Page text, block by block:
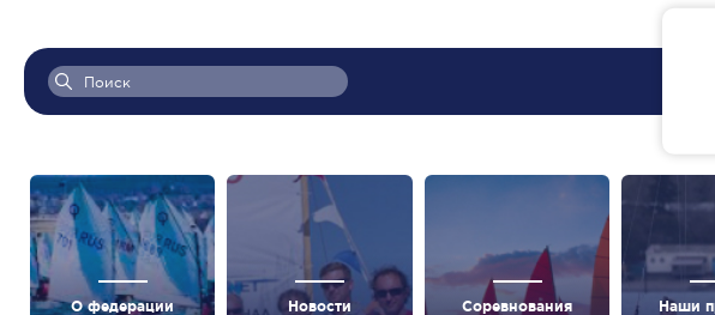
О федерации Новости Соревнования Наши